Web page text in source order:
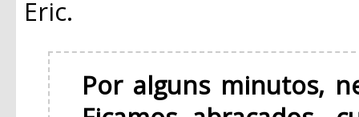
Eric.
Por alguns minutos,